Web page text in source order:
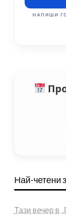
НАПИШИ
Най-четени
Тази вечер в